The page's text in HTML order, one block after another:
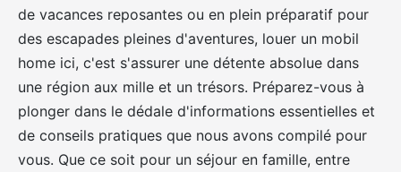
de vacances reposantes ou en plein préparatif pour
des escapades pleines d'aventures, louer un mobil
home ici, c'est s'assurer une détente absolue dans
une région aux mille et un trésors. Préparez-vous à
plonger dans le dédale d'informations essentielles et
de conseils pratiques que nous avons compilé pour
vous. Que ce soit pour un séjour en famille, entre